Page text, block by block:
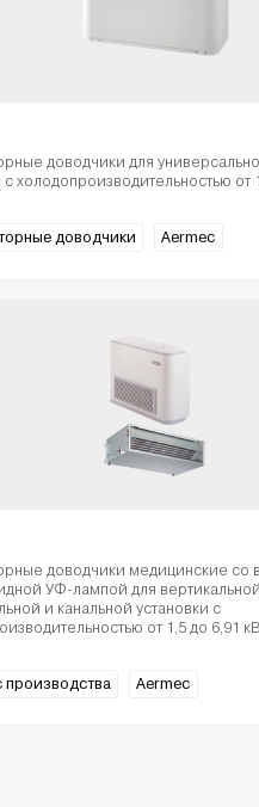
доводчики для
с холодопроизводительностью от
доводчики Aermec
доводчики медицинские со
УФ-лампой для вертикальной,
и канальной установки с
от 1,5 до 6,91
производства Aermec